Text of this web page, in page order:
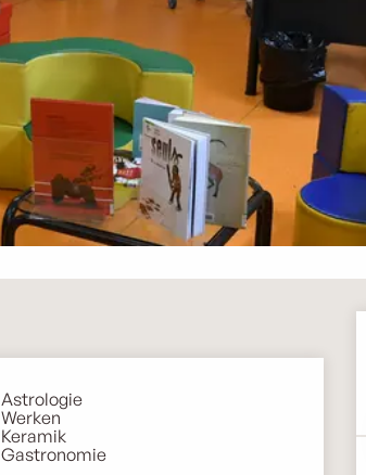
Astrologie
Werken
Keramik
Gastronomie